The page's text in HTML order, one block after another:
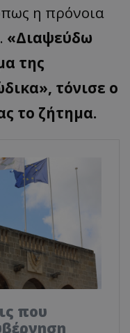
η πρόνοια
«Διαψεύδω
της
τόνισε ο
το ζήτημα.
που